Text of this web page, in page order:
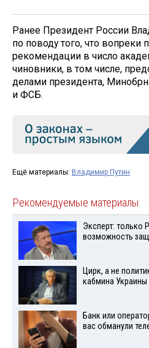
Ранее Президент России
по поводу того, что вопреки
рекомендации в число
чиновники, в том числе,
делами президента,
и ФСБ.
Ещё материалы: Владимир Путин
Рекомендуемые материалы
Эксперт: только
возможность
Цирк, а не
кабмина Украины
Банк или
вас обманули